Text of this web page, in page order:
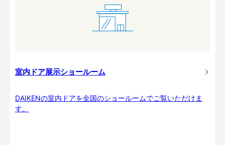
室内ドア展示ショールーム
DAIKENの室内ドアを全国のショールームでご覧いただけま
す。